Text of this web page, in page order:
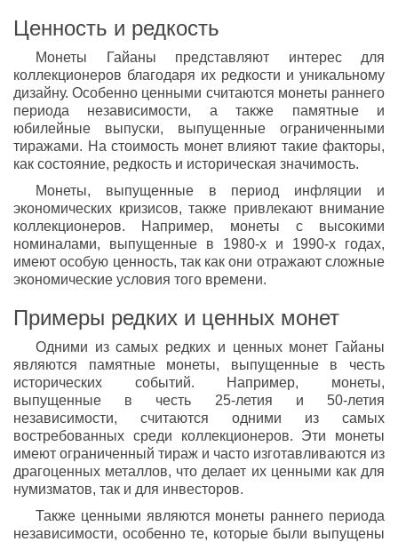
Ценность и редкость
Монеты Гайаны представляют интерес для
коллекционеров благодаря их редкости и уникальному
дизайну. Особенно ценными считаются монеты раннего
периода независимости, а также памятные и
юбилейные выпуски, выпущенные ограниченными
тиражами. На стоимость монет влияют такие факторы,
как состояние, редкость и историческая значимость.
Монеты, выпущенные в период инфляции и
экономических кризисов, также привлекают внимание
коллекционеров. Например, монеты с высокими
номиналами, выпущенные в 1980-х и 1990-х годах,
имеют особую ценность, так как они отражают сложные
экономические условия того времени.
Примеры редких и ценных монет
Одними из самых редких и ценных монет Гайаны
являются памятные монеты, выпущенные в честь
исторических событий. Например, монеты,
выпущенные в честь 25-летия и 50-летия
независимости, считаются одними из самых
востребованных среди коллекционеров. Эти монеты
имеют ограниченный тираж и часто изготавливаются из
драгоценных металлов, что делает их ценными как для
нумизматов, так и для инвесторов.
Также ценными являются монеты раннего периода
независимости, особенно те, которые были выпущены